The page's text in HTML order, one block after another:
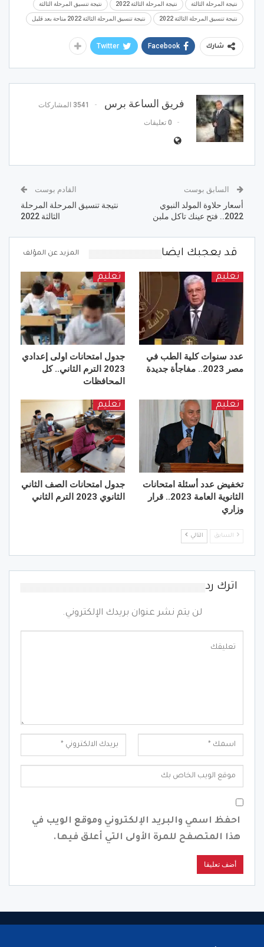
نتيجة المرحلة الثالثة نتيجة المرحلة الثالثة 2022 نتيجة تنسيق المرحلة الثالثة
نتيجة تنسيق المرحلة الثالثة 2022 نتيجة تنسيق المرحلة الثالثة 2022 متاحة بعد قليل
شارك Facebook
Twitter
فريق الساعة برس 3541 المشاركات
0 تعليقات
السابق بوست
أسعار حلاوة المولد النبوي
2022.. فتح عينك تاكل ملبن
القادم بوست
نتيجة تنسيق المرحلة المرحلة
الثالثة 2022
قد يعجبك ايضا المزيد عن المؤلف
تعليم
عدد سنوات كلية الطب في
مصر 2023.. مفاجأة جديدة
تعليم
جدول امتحانات اولى إعدادي
2023 الترم الثاني.. كل
المحافظات
تعليم
تخفيض عدد أسئلة امتحانات
الثانوية العامة 2023.. قرار
وزاري
تعليم
جدول امتحانات الصف الثاني
الثانوي 2023 الترم الثاني
السابق التالي
اترك رد
لن يتم نشر عنوان بريدك الإلكتروني.
احفظ اسمي والبريد الإلكتروني وموقع الويب في
هذا المتصفح للمرة الأولى التي أعلق فيها.